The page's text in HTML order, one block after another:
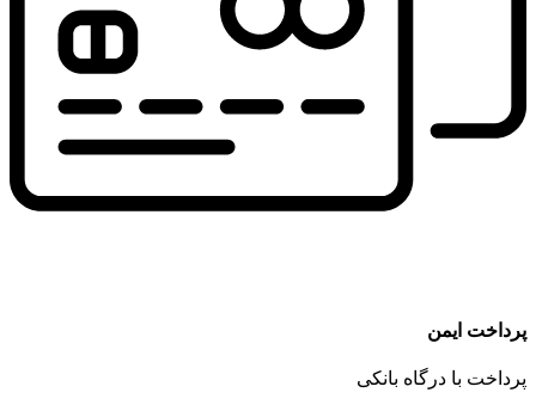
پرداخت ایمن
پرداخت با درگاه بانکی